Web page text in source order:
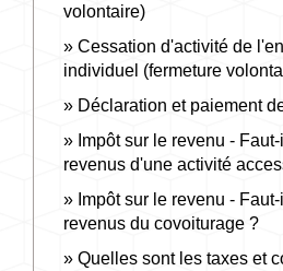
volontaire)
Cessation d'activité de
individuel (fermeture
Déclaration et paiement
Impôt sur le revenu -
revenus d'une activité
Impôt sur le revenu -
revenus du covoiturage ?
Quelles sont les taxes et